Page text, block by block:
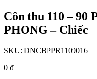
Côn thu 110 – 90
PHONG – Chiếc
SKU: DNCBPPR1109016
0 ₫